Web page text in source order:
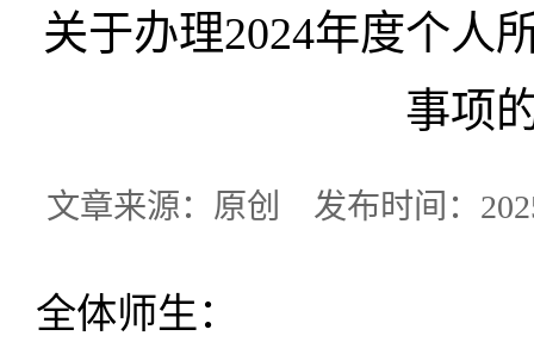
关于办理2024年度个人
事项
文章来源：原创 发布时间：
全体师生：